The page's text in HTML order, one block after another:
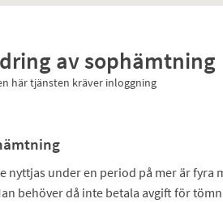
av sophämtning
här tjänsten kräver inloggning
nyttjas under en period på mer är fyra
behöver då inte betala avgift för